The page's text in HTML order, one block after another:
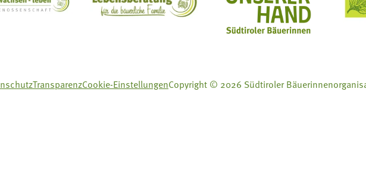
Sozialgenossenschaft Mit Bäuerinnen lernen - wachsen - leben
Lebensberatung für die bäuerliche Familie
Aus unserer Hand
TransparenzCookie-EinstellungenCopyright © 2026 Südtiroler